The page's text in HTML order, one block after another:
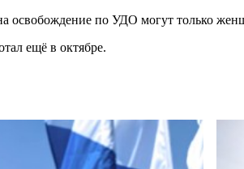
освобождение по УДО могут только
ещё в октябре.